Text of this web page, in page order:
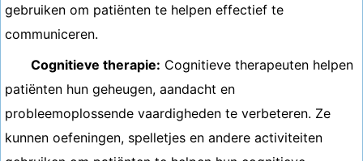
gebruiken om patiënten te helpen effectief te
communiceren.
Cognitieve therapie: Cognitieve therapeuten helpen
patiënten hun geheugen, aandacht en
probleemoplossende vaardigheden te verbeteren. Ze
kunnen oefeningen, spelletjes en andere activiteiten